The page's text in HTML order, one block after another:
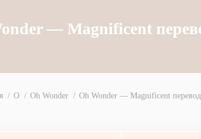
— Magnificent
O Oh Wonder Oh Wonder — Magnificent перевод